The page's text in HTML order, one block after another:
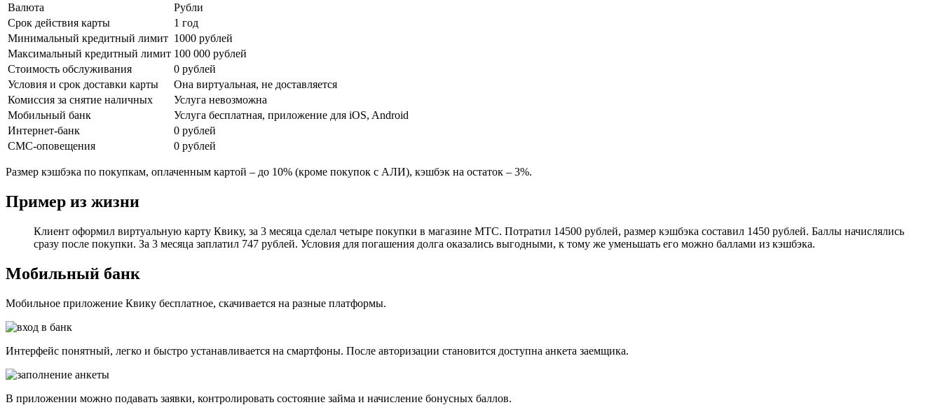
Валюта
Рубли
Срок действия карты
1 год
Минимальный кредитный лимит 1000 рублей
Максимальный кредитный лимит 100 000 рублей
Стоимость обслуживания
0 рублей
Условия и срок доставки карты
Она виртуальная, не доставляется
Комиссия за снятие наличных
Услуга невозможна
Мобильный банк
Услуга бесплатная, приложение для iOS, Android
Интернет-банк
0 рублей
СМС-оповещения
0 рублей
Размер кэшбэка по покупкам, оплаченным картой – до 10% (кроме покупок с АЛИ), кэшбэк на остаток – 3%.
Пример из жизни
Клиент оформил виртуальную карту Квику, за 3 месяца сделал четыре покупки в магазине МТС. Потратил 14500 рублей, размер кэшбэка составил 1450 рублей. Баллы начислялись
сразу после покупки. За 3 месяца заплатил 747 рублей. Условия для погашения долга оказались выгодными, к тому же уменьшать его можно баллами из кэшбэка.
Мобильный банк
Мобильное приложение Квику бесплатное, скачивается на разные платформы.
Интерфейс понятный, легко и быстро устанавливается на смартфоны. После авторизации становится доступна анкета заемщика.
В приложении можно подавать заявки, контролировать состояние займа и начисление бонусных баллов.